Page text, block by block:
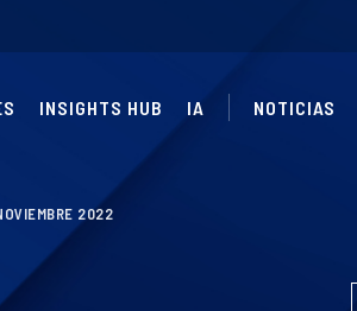
INSIGHTS HUB IA NOTICIAS
2022